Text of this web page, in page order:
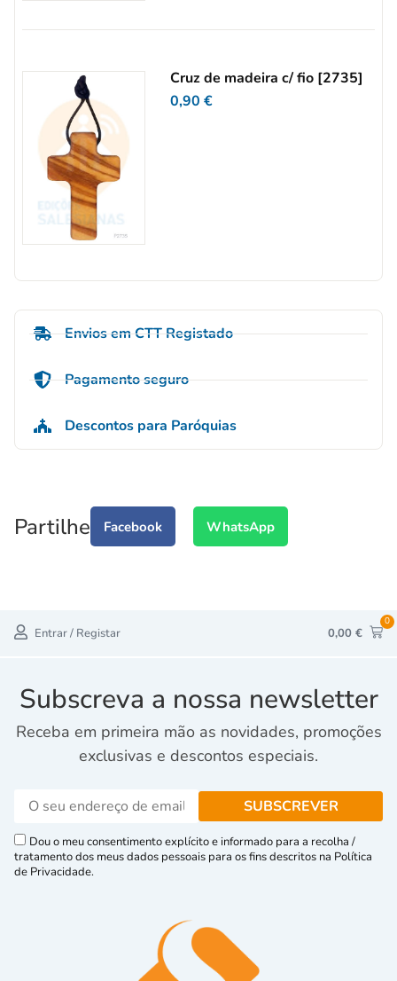
Cruz de madeira c/ fio [2735]
0,90€
Envios em CTT Registado
Pagamento seguro
Descontos para Paróquias
Partilhe Facebook WhatsApp
Entrar / Registar 0,00 €
0
Subscreva a nossa newsletter
Receba em primeira mão as novidades, promoções
exclusivas e descontos especiais.
Dou o meu consentimento explícito e informado para a recolha /
tratamento dos meus dados pessoais para os fins descritos na Política
de Privacidade.